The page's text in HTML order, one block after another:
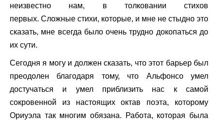
неизвестно нам, в толковании стихов
первых. Сложные стихи, которые, и мне не стыдно это
сказать, мне всегда было очень трудно докопаться до
их сути.
Сегодня я могу и должен сказать, что этот барьер был
преодолен благодаря тому, что Альфонсо умел
достучаться и умел приблизить нас к самой
сокровенной из настоящих октав поэта, которому
Ориуэла так многим обязана. Работа, которая была